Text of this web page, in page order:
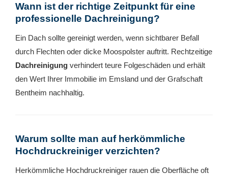
Wann ist der richtige Zeitpunkt für eine
professionelle Dachreinigung?
Ein Dach sollte gereinigt werden, wenn sichtbarer Befall
durch Flechten oder dicke Moospolster auftritt. Rechtzeitige
Dachreinigung verhindert teure Folgeschäden und erhält
den Wert Ihrer Immobilie im Emsland und der Grafschaft
Bentheim nachhaltig.
Warum sollte man auf herkömmliche
Hochdruckreiniger verzichten?
Herkömmliche Hochdruckreiniger rauen die Oberfläche oft